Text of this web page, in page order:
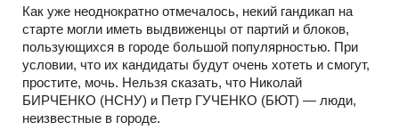
Как уже неоднократно отмечалось, некий гандикап на
старте могли иметь выдвиженцы от партий и блоков,
пользующихся в городе большой популярностью. При
условии, что их кандидаты будут очень хотеть и смогут,
простите, мочь. Нельзя сказать, что Николай
БИРЧЕНКО (НСНУ) и Петр ГУЧЕНКО (БЮТ) — люди,
неизвестные в городе.